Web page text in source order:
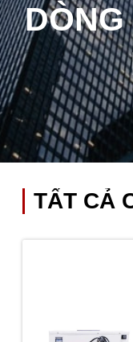
TẤT CẢ